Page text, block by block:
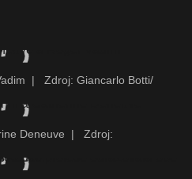
|
Zdroj: Giancarlo Botti/
Deneuve |
Zdroj: